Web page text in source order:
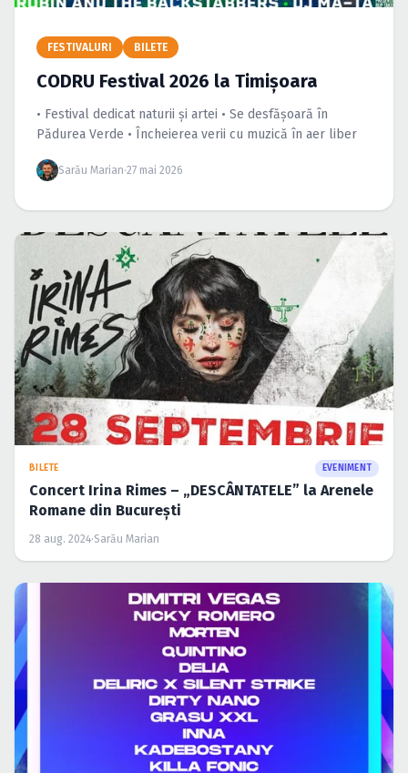
Caută în site...
FESTIVALURI BILETE
CODRU Festival 2026 la Timișoara
• Festival dedicat naturii și artei • Se desfășoară în
Pădurea Verde • Încheierea verii cu muzică în aer liber
Sarău Marian·27 mai 2026
BILETE EVENIMENT
Concert Irina Rimes – „DESCÂNTATELE” la Arenele
Romane din București
28 aug. 2024·Sarău Marian